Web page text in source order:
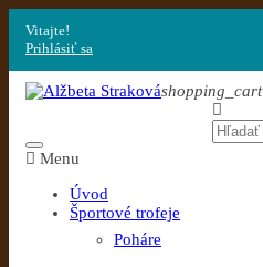
Vitajte!
Prihlásiť sa
shopping_cart
Menu
Úvod
Športové trofeje
Poháre